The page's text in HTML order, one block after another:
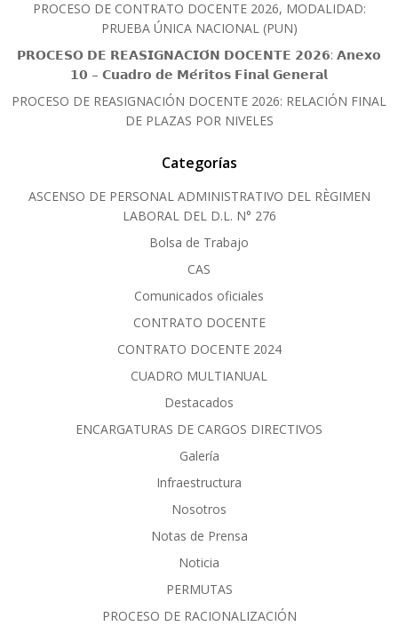
PROCESO DE CONTRATO DOCENTE 2026, MODALIDAD:
PRUEBA ÚNICA NACIONAL (PUN)
𝗣𝗥𝗢𝗖𝗘𝗦𝗢 𝗗𝗘 𝗥𝗘𝗔𝗦𝗜𝗚𝗡𝗔𝗖𝗜𝗢́𝗡 𝗗𝗢𝗖𝗘𝗡𝗧𝗘 𝟮𝟬𝟮𝟲: 𝗔𝗻𝗲𝘅𝗼
𝟭𝟬 – 𝗖𝘂𝗮𝗱𝗿𝗼 𝗱𝗲 𝗠𝗲́𝗿𝗶𝘁𝗼𝘀 𝗙𝗶𝗻𝗮𝗹 𝗚𝗲𝗻𝗲𝗿𝗮𝗹
PROCESO DE REASIGNACIÓN DOCENTE 2026: RELACIÓN FINAL
DE PLAZAS POR NIVELES
Categorías
ASCENSO DE PERSONAL ADMINISTRATIVO DEL RÈGIMEN
LABORAL DEL D.L. N° 276
Bolsa de Trabajo
CAS
Comunicados oficiales
CONTRATO DOCENTE
CONTRATO DOCENTE 2024
CUADRO MULTIANUAL
Destacados
ENCARGATURAS DE CARGOS DIRECTIVOS
Galería
Infraestructura
Nosotros
Notas de Prensa
Noticia
PERMUTAS
PROCESO DE RACIONALIZACIÓN